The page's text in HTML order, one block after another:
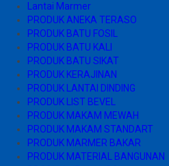
Lantai Marmer
PRODUK ANEKA TERASO
PRODUK BATU FOSIL
PRODUK BATU KALI
PRODUK BATU SIKAT
PRODUK KERAJINAN
PRODUK LANTAI DINDING
PRODUK LIST BEVEL
PRODUK MAKAM MEWAH
PRODUK MAKAM STANDART
PRODUK MARMER BAKAR
PRODUK MATERIAL BANGUNAN